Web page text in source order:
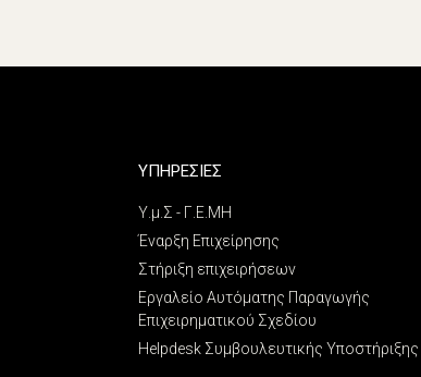
ΥΠΗΡΕΣΙΕΣ
Υ.μ.Σ - Γ.Ε.ΜΗ
Έναρξη Επιχείρησης
Στήριξη επιχειρήσεων
Εργαλείο Αυτόματης Παραγωγής
Επιχειρηματικού Σχεδίου
Helpdesk Συμβουλευτικής Υποστήριξης